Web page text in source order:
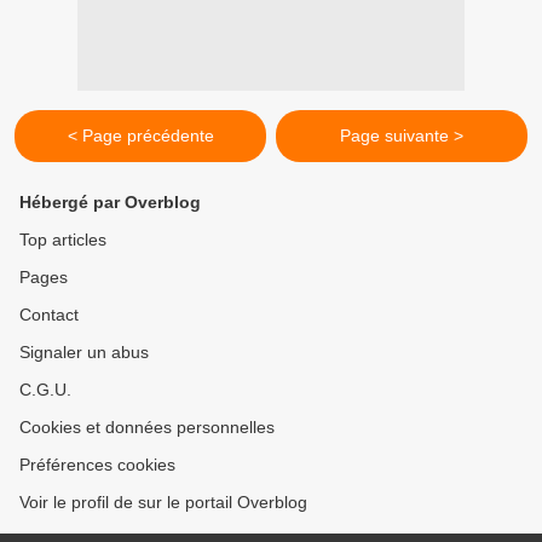
< Page précédente Page suivante >
Hébergé par Overblog
Top articles
Pages
Contact
Signaler un abus
C.G.U.
Cookies et données personnelles
Préférences cookies
Voir le profil de sur le portail Overblog